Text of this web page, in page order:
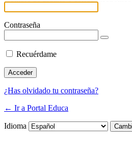
Contraseña
Recuérdame
¿Has olvidado tu contraseña?
← Ir a Portal Educa
Idioma